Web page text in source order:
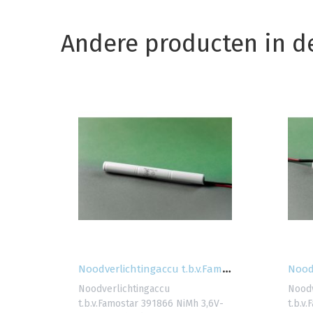
Andere producten in
N
oodverlichtingaccu t.b.v.Famostar 391866...
Noodverlichtingaccu
t.b.v.Famostar 391866 NiMh 3,6V-